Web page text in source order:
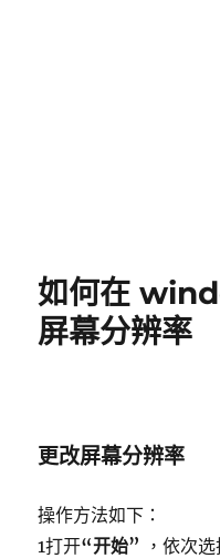
如何在
屏幕分辨率
更改屏幕分辨率
操作方法如下：
1打开“开始” ，依次